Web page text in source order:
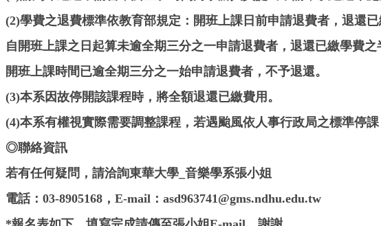
(2)學費之退費標準依教育部規定：開班上課日前申請退費者，退還已
自開班上課之日起算未逾全期三分之一申請退費者，退還已繳學費之
開班上課時間已逾全期三分之一始申請退費者，不予退還。
(3)本系因故停開該課程時，將全額退還已繳費用。
(4)本系有權視實際需要調整課程，若遇颱風依人事行政局之標準停
◎聯絡資訊
若有任何疑問，請洽詢東華大學_音樂學系張小姐
電話：03-8905168，E-mail：asd963741@gms.ndhu.edu.tw